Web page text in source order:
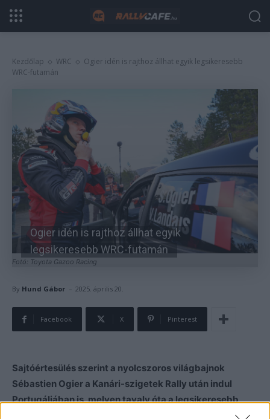
Kezdőlap WRC
Ogier idén is rajthoz állhat egyik legsikeresebb
WRC-futamán
Fotó: Toyota Gazoo Racing
Ogier idén is rajthoz állhat egyik
legsikeresebb WRC-futamán
By Hund Gábor - 2025. április 20.
Facebook X Pinterest
Sajtóértesülés szerint a nyolcszoros világbajnok
Sébastien Ogier a Kanári-szigetek Rally után indul
Portugáliában is, melyen tavaly óta a legsikeresebb